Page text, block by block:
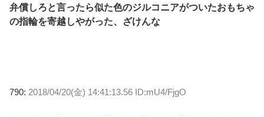
弁償しろと言ったら似た色のジルコニアがついたおもちゃ
の指輪を寄越しやがった、ざけんな
790: 2018/04/20(金) 14:41:13.56 ID:mU4/FjgO